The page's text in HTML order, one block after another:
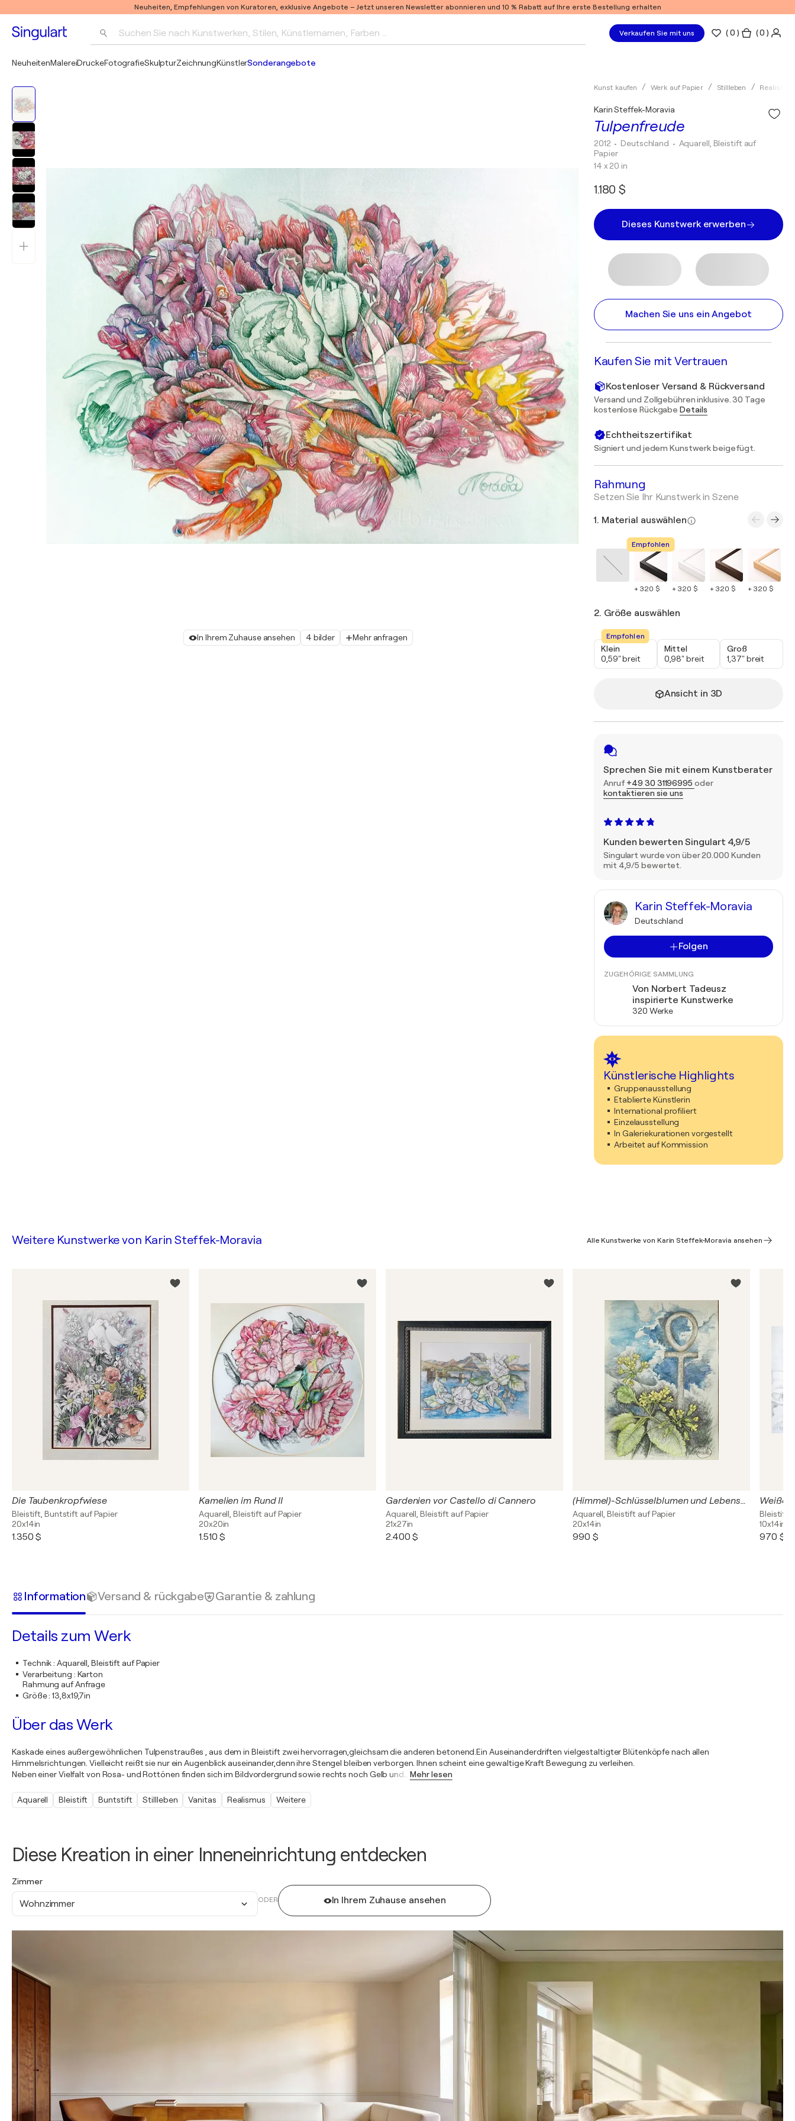
Neuheiten, Empfehlungen von Kuratoren, exklusive Angebote – Jetzt unseren Newsletter abonnieren und 10 % Rabatt auf Ihre erste Bestellung erhalten
Suchen Sie nach Kunstwerken, Stilen, Künstlernamen, Farben … Verkaufen Sie mit uns (0 ) ( 0 )
NeuheitenMalereiDruckeFotografieSkulpturZeichnungKünstlerSonderangebote
In Ihrem Zuhause ansehen 4 bilder Mehr anfragen
Kunst kaufen Werk auf Papier Stillleben Realismus
Tulpenfreude
Karin Steffek-Moravia
2012 • Deutschland • Aquarell, Bleistift auf
Papier
14 x 20 in
1.180 $
Dieses Kunstwerk erwerben
Machen Sie uns ein Angebot
Kaufen Sie mit Vertrauen
Kostenloser Versand & Rückversand
Versand und Zollgebühren inklusive. 30 Tage
kostenlose Rückgabe Details
Echtheitszertifikat
Signiert und jedem Kunstwerk beigefügt.
Rahmung
Setzen Sie Ihr Kunstwerk in Szene
1. Material auswählen
Empfohlen
+ 320 $ + 320 $ + 320 $ + 320 $
2. Größe auswählen
Empfohlen
Klein
0,59" breit
Mittel
0,98" breit
Groß
1,37" breit
Ansicht in 3D
Sprechen Sie mit einem Kunstberater
Anruf +49 30 31196995 oder
kontaktieren sie uns
Kunden bewerten Singulart 4,9/5
Singulart wurde von über 20.000 Kunden
mit 4,9/5 bewertet.
Karin Steffek-Moravia
Deutschland
Folgen
ZUGEHÖRIGE SAMMLUNG
Von Norbert Tadeusz
inspirierte Kunstwerke
320 Werke
Künstlerische Highlights
Gruppenausstellung
Etablierte Künstlerin
International profiliert
Einzelausstellung
In Galeriekurationen vorgestellt
Arbeitet auf Kommission
Diese Kreation in einer Inneneinrichtung entdecken
Zimmer
Wohnzimmer ODER In Ihrem Zuhause ansehen
Weitere Kunstwerke von Karin Steffek-Moravia Alle Kunstwerke von Karin Steffek-Moravia ansehen
Die Taubenkropfwiese
Bleistift, Buntstift auf Papier
20x14in
1.350 $
Kamelien im Rund II
Aquarell, Bleistift auf Papier
20x20in
1.510 $
Gardenien vor Castello di Cannero
Aquarell, Bleistift auf Papier
21x27in
2.400 $
(Himmel)-Schlüsselblumen und Lebensschlüssel
Aquarell, Bleistift auf Papier
20x14in
990 $
Weiße
Bleistift,
10x14in
970 $
Information Versand & rückgabe Garantie & zahlung
Details zum Werk
Technik:Aquarell, Bleistift auf Papier
Verarbeitung : Karton
Rahmung auf Anfrage
Größe:13,8x19,7in
Über das Werk
Kaskade eines außergewöhnlichen Tulpenstraußes , aus dem in Bleistift zwei hervorragen,gleichsam die anderen betonend.Ein Auseinanderdriften vielgestaltigter Blütenköpfe nach allen
Himmelsrichtungen. Vielleicht reißt sie nur ein Augenblick auseinander,denn ihre Stengel bleiben verborgen. Ihnen scheint eine gewaltige Kraft Bewegung zu verleihen.
Neben einer Vielfalt von Rosa- und Rottönen finden sich im Bildvordergrund sowie rechts noch Gelb und
Mehr lesen
Aquarell Bleistift Buntstift Stillleben Vanitas Realismus Weitere